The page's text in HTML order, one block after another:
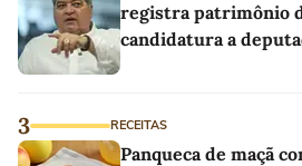
registra patrimônio
candidatura a
3 RECEITAS
Panqueca de maçã